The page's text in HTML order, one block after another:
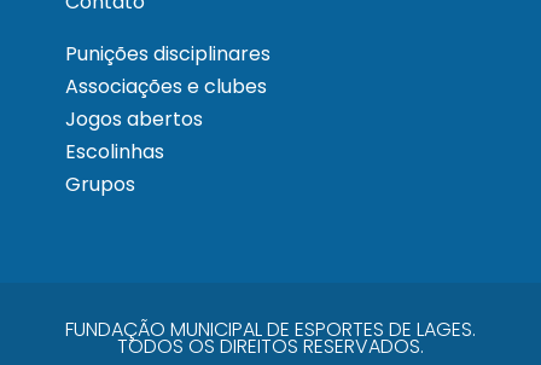
Punições disciplinares
Associações e clubes
Jogos abertos
Escolinhas
Grupos
FUNDAÇÃO MUNICIPAL DE ESPORTES DE LAGES.
TODOS OS DIREITOS RESERVADOS.